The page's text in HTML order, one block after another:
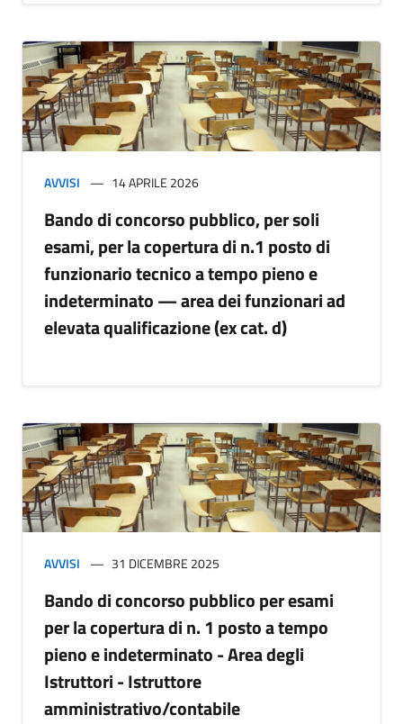
AVVISI 14 APRILE 2026
Bando di concorso pubblico, per soli
esami, per la copertura di n.1 posto di
funzionario tecnico a tempo pieno e
indeterminato — area dei funzionari ad
elevata qualificazione (ex cat. d)
AVVISI 31 DICEMBRE 2025
Bando di concorso pubblico per esami
per la copertura di n. 1 posto a tempo
pieno e indeterminato - Area degli
Istruttori - Istruttore
amministrativo/contabile